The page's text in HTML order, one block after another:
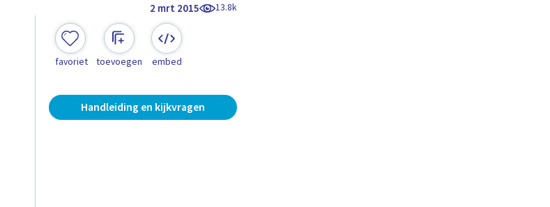
2 mrt 2015 13.8k
favoriet toevoegen embed
Handleiding en kijkvragen